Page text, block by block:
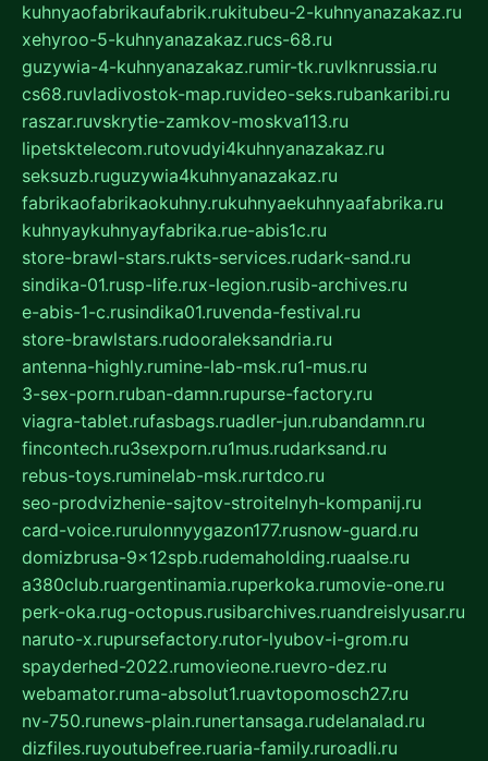
kuhnyaofabrikaufabrik.rukitubeu-2-kuhnyanazakaz.ru
xehyroo-5-kuhnyanazakaz.rucs-68.ru
guzywia-4-kuhnyanazakaz.rumir-tk.ruvlknrussia.ru
cs68.ruvladivostok-map.ruvideo-seks.rubankaribi.ru
raszar.ruvskrytie-zamkov-moskva113.ru
lipetsktelecom.rutovudyi4kuhnyanazakaz.ru
seksuzb.ruguzywia4kuhnyanazakaz.ru
fabrikaofabrikaokuhny.rukuhnyaekuhnyaafabrika.ru
kuhnyaykuhnyayfabrika.rue-abis1c.ru
store-brawl-stars.rukts-services.rudark-sand.ru
sindika-01.rusp-life.rux-legion.rusib-archives.ru
e-abis-1-c.rusindika01.ruvenda-festival.ru
store-brawlstars.rudooraleksandria.ru
antenna-highly.rumine-lab-msk.ru1-mus.ru
3-sex-porn.ruban-damn.rupurse-factory.ru
viagra-tablet.rufasbags.ruadler-jun.rubandamn.ru
fincontech.ru3sexporn.ru1mus.rudarksand.ru
rebus-toys.ruminelab-msk.rurtdco.ru
seo-prodvizhenie-sajtov-stroitelnyh-kompanij.ru
card-voice.rurulonnyygazon177.rusnow-guard.ru
domizbrusa-9x12spb.rudemaholding.ruaalse.ru
a380club.ruargentinamia.ruperkoka.rumovie-one.ru
perk-oka.rug-octopus.rusibarchives.ruandreislyusar.ru
naruto-x.rupursefactory.rutor-lyubov-i-grom.ru
spayderhed-2022.rumovieone.ruevro-dez.ru
webamator.ruma-absolut1.ruavtopomosch27.ru
nv-750.runews-plain.runertansaga.rudelanalad.ru
dizfiles.ruyoutubefree.ruaria-family.ruroadli.ru